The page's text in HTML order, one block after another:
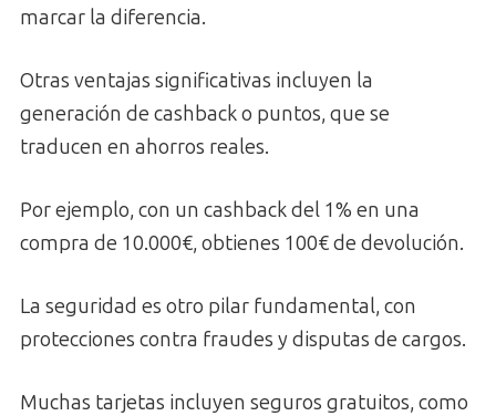
marcar la diferencia.
Otras ventajas significativas incluyen la
generación de cashback o puntos, que se
traducen en ahorros reales.
Por ejemplo, con un cashback del 1% en una
compra de 10.000€, obtienes 100€ de devolución.
La seguridad es otro pilar fundamental, con
protecciones contra fraudes y disputas de cargos.
Muchas tarjetas incluyen seguros gratuitos, como